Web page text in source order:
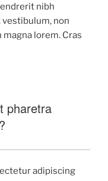
nibh
non
lorem. Cras
pharetra
adipiscing